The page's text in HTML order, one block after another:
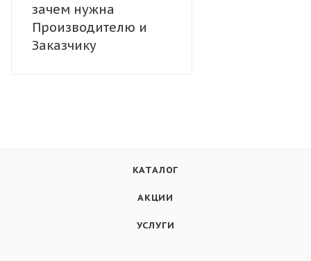
зачем нужна
Производителю и
Заказчику
КАТАЛОГ
АКЦИИ
УСЛУГИ